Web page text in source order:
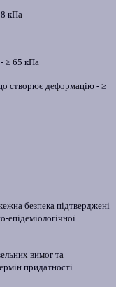
кПа
≥ 65 кПа
створює деформацію - ≥
безпека підтверджені
епідеміологічної
вимог та
придатності